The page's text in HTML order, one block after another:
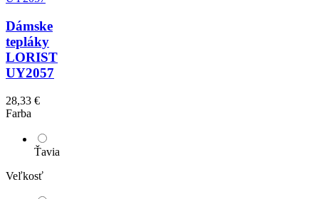
Dámske
tepláky
LORIST
UY2057
28,33 €
Farba
Ťavia
Veľkosť